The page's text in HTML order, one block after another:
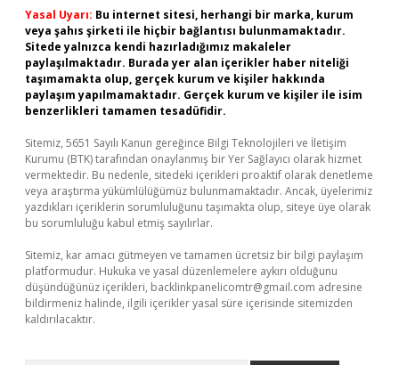
Yasal Uyarı: Bu internet sitesi, herhangi bir marka, kurum
veya şahıs şirketi ile hiçbir bağlantısı bulunmamaktadır.
Sitede yalnızca kendi hazırladığımız makaleler
paylaşılmaktadır. Burada yer alan içerikler haber niteliği
taşımamakta olup, gerçek kurum ve kişiler hakkında
paylaşım yapılmamaktadır. Gerçek kurum ve kişiler ile isim
benzerlikleri tamamen tesadüfidir.
Sitemiz, 5651 Sayılı Kanun gereğince Bilgi Teknolojileri ve İletişim
Kurumu (BTK) tarafından onaylanmış bir Yer Sağlayıcı olarak hizmet
vermektedir. Bu nedenle, sitedeki içerikleri proaktif olarak denetleme
veya araştırma yükümlülüğümüz bulunmamaktadır. Ancak, üyelerimiz
yazdıkları içeriklerin sorumluluğunu taşımakta olup, siteye üye olarak
bu sorumluluğu kabul etmiş sayılırlar.
Sitemiz, kar amacı gütmeyen ve tamamen ücretsiz bir bilgi paylaşım
platformudur. Hukuka ve yasal düzenlemelere aykırı olduğunu
düşündüğünüz içerikleri, backlinkpanelicomtr@gmail.com adresine
bildirmeniz halinde, ilgili içerikler yasal süre içerisinde sitemizden
kaldırılacaktır.